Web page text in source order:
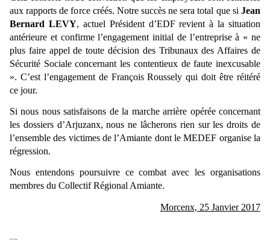
aux rapports de force créés. Notre succès ne sera total que si Jean
Bernard LEVY, actuel Président d’EDF revient à la situation
antérieure et confirme l’engagement initial de l’entreprise à « ne
plus faire appel de toute décision des Tribunaux des Affaires de
Sécurité Sociale concernant les contentieux de faute inexcusable
». C’est l’engagement de François Roussely qui doit être réitéré
ce jour.
Si nous nous satisfaisons de la marche arrière opérée concernant
les dossiers d’Arjuzanx, nous ne lâcherons rien sur les droits de
l’ensemble des victimes de l’Amiante dont le MEDEF organise la
régression.
Nous entendons poursuivre ce combat avec les organisations
membres du Collectif Régional Amiante.
Morcenx, 25 Janvier 2017